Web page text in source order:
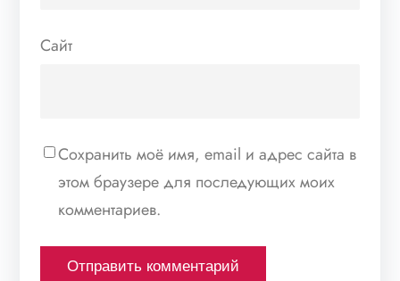
Сайт
Сохранить моё имя, email и адрес сайта в
этом браузере для последующих моих
комментариев.